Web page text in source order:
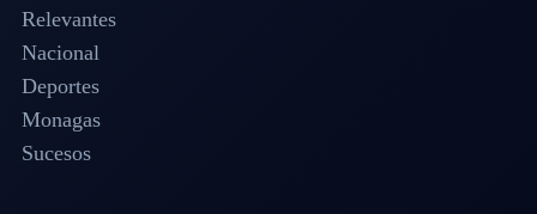
Relevantes
Nacional
Deportes
Monagas
Sucesos